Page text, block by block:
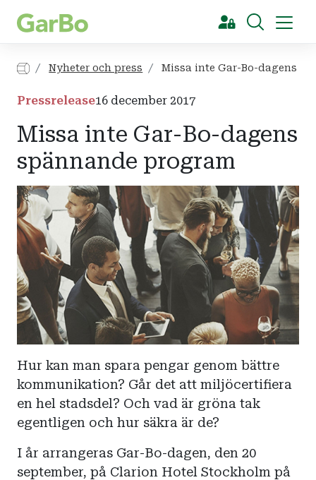
[Sök]
Nyheter och press Missa inte Gar-Bo-dagens
Pressrelease16 december 2017
Missa inte Gar-Bo-dagens
spännande program
Hur kan man spara pengar genom bättre
kommunikation? Går det att miljöcertifiera
en hel stadsdel? Och vad är gröna tak
egentligen och hur säkra är de?
I år arrangeras Gar-Bo-dagen, den 20
september, på Clarion Hotel Stockholm på